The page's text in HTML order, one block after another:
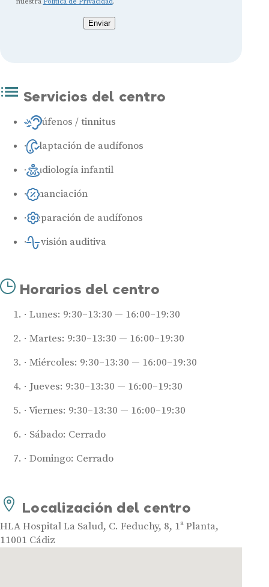
Enviar
Servicios del centro
Acúfenos / tinnitus
Adaptación de audífonos
Audiología infantil
Financiación
Reparación de audífonos
Revisión auditiva
Horarios del centro
Lunes: 9:30–13:30 — 16:00–19:30
Martes: 9:30–13:30 — 16:00–19:30
Miércoles: 9:30–13:30 — 16:00–19:30
Jueves: 9:30–13:30 — 16:00–19:30
Viernes: 9:30–13:30 — 16:00–19:30
Sábado: Cerrado
Domingo: Cerrado
Localización del centro
HLA Hospital La Salud, C. Feduchy, 8, 1ª Planta,
11001 Cádiz
Mejores marcas de audífonos
Audífonos invisibles
Audífonos bluetooth
Audífonos inteligentes